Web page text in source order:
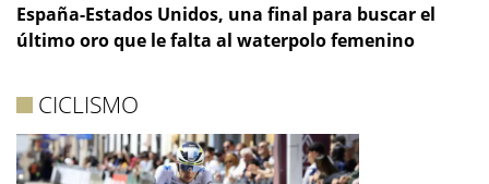
España-Estados Unidos, una final para buscar el
último oro que le falta al waterpolo femenino
CICLISMO